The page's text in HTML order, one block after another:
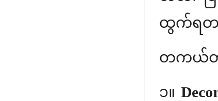
ထွက်ရ
တကယ်တမ်
၁။